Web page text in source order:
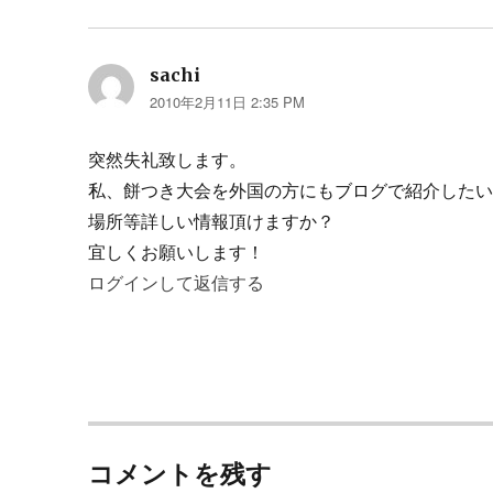
sachi
り:
2010年2月11日 2:35 PM
突然失礼致します。
私、餅つき大会を外国の方にもブログで紹介した
場所等詳しい情報頂けますか？
宜しくお願いします！
ログインして返信する
コメントを残す